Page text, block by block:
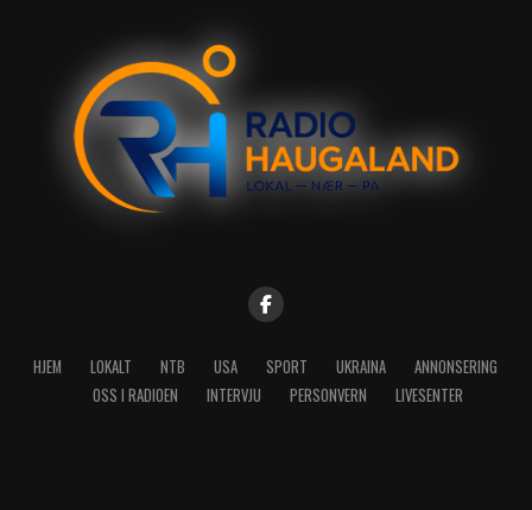
HJEM LOKALT NTB USA SPORT UKRAINA
ANNONSERING
OSS I RADIOEN
INTERVJU PERSONVERN LIVESENTER